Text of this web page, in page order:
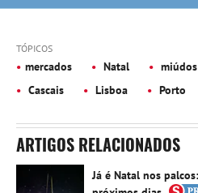
TÓPICOS
mercados Natal miúdos
Cascais
Lisboa Porto
ARTIGOS RELACIONADOS
Já é Natal nos